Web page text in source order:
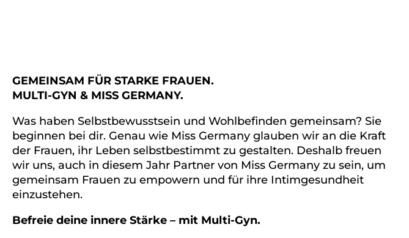
GEMEINSAM FÜR STARKE FRAUEN.
MULTI-GYN & MISS GERMANY.
Was haben Selbstbewusstsein und Wohlbefinden gemeinsam? Sie
beginnen bei dir. Genau wie Miss Germany glauben wir an die Kraft
der Frauen, ihr Leben selbstbestimmt zu gestalten. Deshalb freuen
wir uns, auch in diesem Jahr Partner von Miss Germany zu sein, um
gemeinsam Frauen zu empowern und für ihre Intimgesundheit
einzustehen.
Befreie deine innere Stärke – mit Multi-Gyn.